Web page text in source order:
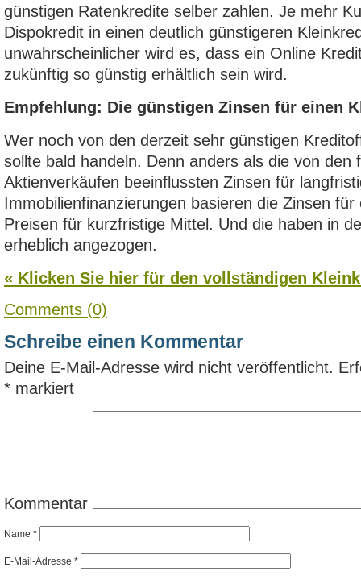
günstigen Ratenkredite selber zahlen. Je mehr
Dispokredit in einen deutlich günstigeren
unwahrscheinlicher wird es, dass ein Online
zukünftig so günstig erhältlich sein wird.
Empfehlung: Die günstigen Zinsen für einen
Wer noch von den derzeit sehr günstigen
sollte bald handeln. Denn anders als die von den
Aktienverkäufen beeinflussten Zinsen für
Immobilienfinanzierungen basieren die Zinsen
Preisen für kurzfristige Mittel. Und die haben in
erheblich angezogen.
« Klicken Sie hier für den vollständigen
Comments (0)
Schreibe einen Kommentar
Deine E-Mail-Adresse wird nicht veröffentlicht.
* markiert
Kommentar
Name *
E-Mail-Adresse *